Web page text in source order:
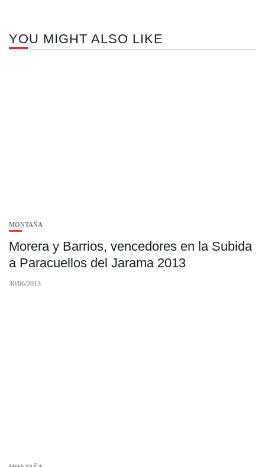
YOU MIGHT ALSO LIKE
MONTAÑA
Morera y Barrios, vencedores en la Subida
a Paracuellos del Jarama 2013
30/06/2013